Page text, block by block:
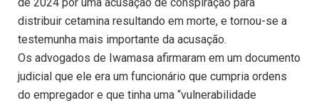
distribuir cetamina resultando em morte, e tornou-se a
testemunha mais importante da acusação.
Os advogados de Iwamasa afirmaram em um documento
judicial que ele era um funcionário que cumpria ordens
do empregador e que tinha uma “vulnerabilidade